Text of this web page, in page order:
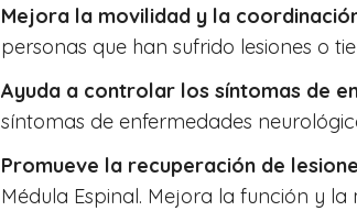
Mejora la movilidad y la
personas que han sufrido lesiones o
Ayuda a controlar los síntomas de
síntomas de enfermedades
Promueve la recuperación de
Médula Espinal. Mejora la función y